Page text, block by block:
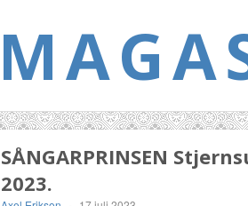
SÅNGARPRINSEN
2023.